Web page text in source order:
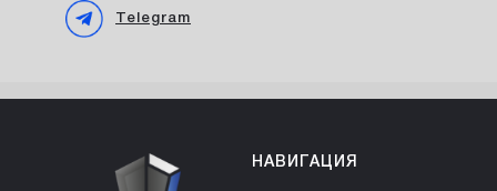
Telegram
НАВИГАЦИЯ